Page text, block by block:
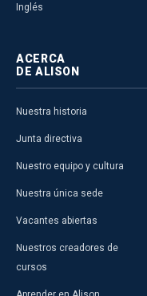
Inglés
ACERCA
DE ALISON
Nuestra historia
Junta directiva
Nuestro equipo y cultura
Nuestra única sede
Vacantes abiertas
Nuestros creadores de
cursos